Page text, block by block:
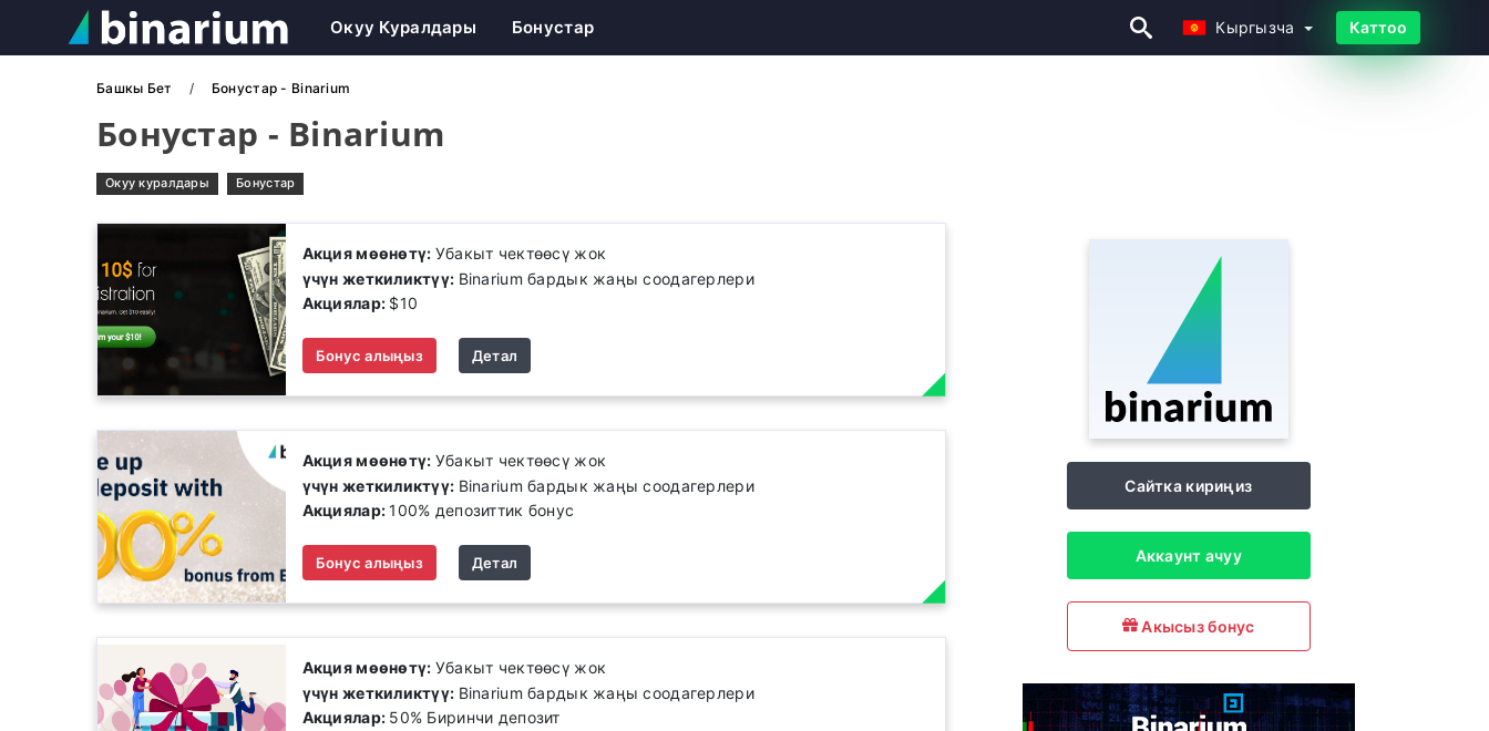
Кыргызча
Окуу Куралдары Бонустар Кыргызча Каттоо
Башкы Бет Бонустар - Binarium
Бонустар - Binarium
Окуу куралдары Бонустар
Акция мөөнөтү: Убакыт чектөөсү жок
үчүн жеткиликтүү: Binarium бардык жаңы соодагерлери
Акциялар: $10
Бонус алыңыз Детал
Акция мөөнөтү: Убакыт чектөөсү жок
үчүн жеткиликтүү: Binarium бардык жаңы соодагерлери
Акциялар:100% депозиттик бонус
Бонус алыңыз Детал
Акция мөөнөтү: Убакыт чектөөсү жок
үчүн жеткиликтүү: Binarium бардык жаңы соодагерлери
Акциялар: 50% Биринчи депозит
Сайтка кириңиз
Аккаунт ачуу
Акысыз бонус